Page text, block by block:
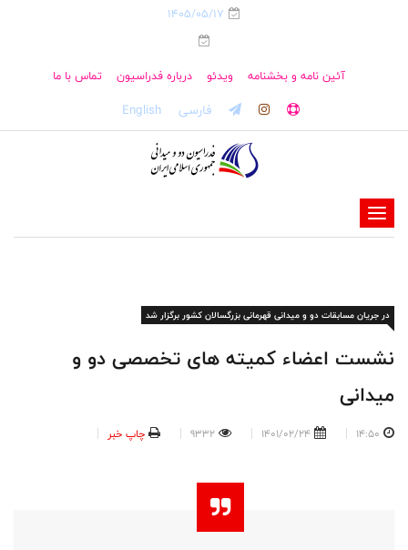
1405/05/17
آئین نامه و بخشنامه ویدئو درباره فدراسیون تماس با ما
فارسی English
-
-
-
در جریان مسابقات دو و میدانی قهرمانی بزرگسالان کشور برگزار شد
نشست اعضاء کمیته های تخصصی دو و
میدانی
14:50
1401/02/24
9332 چاپ خبر